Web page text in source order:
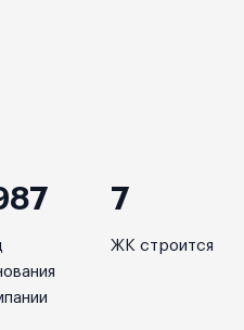
7
ЖК строится